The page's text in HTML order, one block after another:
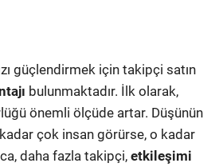
güçlendirmek için takipçi satın
bulunmaktadır. İlk olarak,
önemli ölçüde artar. Düşünün
çok insan görürse, o kadar
daha fazla takipçi, etkileşimi